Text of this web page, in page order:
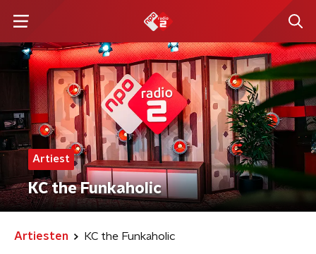
Artiest
KC the Funkaholic
Artiesten KC the Funkaholic